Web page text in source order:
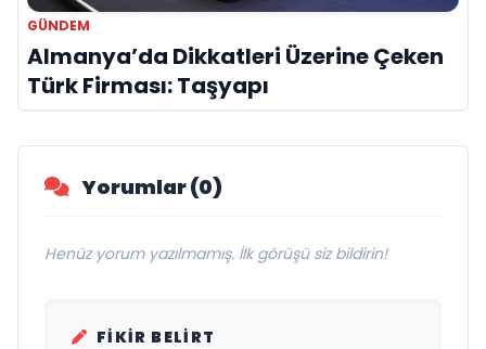
GÜNDEM
Almanya’da Dikkatleri Üzerine Çeken
Türk Firması: Taşyapı
Yorumlar (0)
Henüz yorum yazılmamış. İlk görüşü siz bildirin!
FIKIR BELIRT